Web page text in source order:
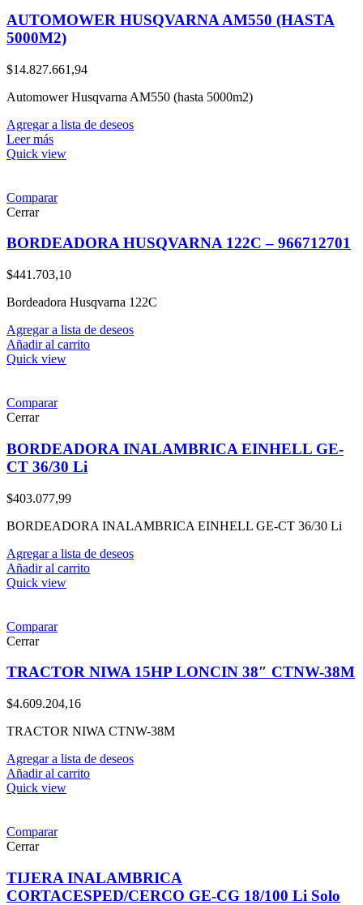
AUTOMOWER HUSQVARNA AM550 (HASTA
5000M2)
$14.827.661,94
Automower Husqvarna AM550 (hasta 5000m2)
Agregar a lista de deseos
Leer más
Quick view
Comparar
Cerrar
BORDEADORA HUSQVARNA 122C – 966712701
$441.703,10
Bordeadora Husqvarna 122C
Agregar a lista de deseos
Añadir al carrito
Quick view
Comparar
Cerrar
BORDEADORA INALAMBRICA EINHELL GE-
CT 36/30 Li
$403.077,99
BORDEADORA INALAMBRICA EINHELL GE-CT 36/30 Li
Agregar a lista de deseos
Añadir al carrito
Quick view
Comparar
Cerrar
TRACTOR NIWA 15HP LONCIN 38″ CTNW-38M
$4.609.204,16
TRACTOR NIWA CTNW-38M
Agregar a lista de deseos
Añadir al carrito
Quick view
Comparar
Cerrar
TIJERA INALAMBRICA
CORTACESPED/CERCO GE-CG 18/100 Li Solo